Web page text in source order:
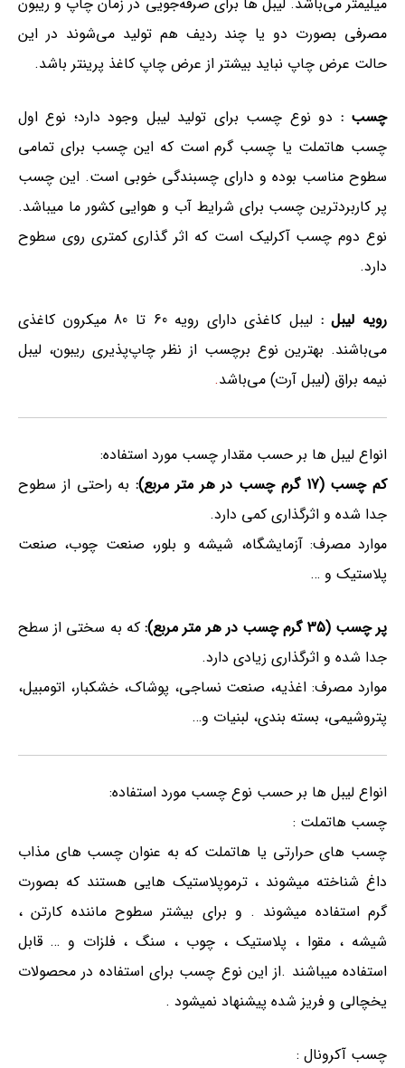
مصرفی بصورت دو یا چند ردیف هم تولید می‌شوند در این
حالت عرض چاپ نباید بیشتر از عرض چاپ کاغذ پرینتر باشد.
چسب : دو نوع چسب برای تولید لیبل وجود دارد؛ نوع اول
چسب هاتملت یا چسب گرم است که این چسب برای تمامی
سطوح مناسب بوده و دارای چسبندگی خوبی است. این چسب
پر کاربردترین چسب برای شرایط آب و هوایی کشور ما میباشد.
نوع دوم چسب آکرلیک است که اثر گذاری کمتری روی سطوح
دارد.
رویه لیبل :
لیبل کاغذی دارای رویه 60 تا 80 میکرون کاغذی
می‌باشند. بهترین نوع برچسب از نظر چاپ‌پذیری ریبون، لیبل
نیمه براق (لیبل آرت) می‌باشد.
انواع لیبل ها بر حسب مقدار چسب مورد استفاده:
کم چسب (17 گرم چسب در هر متر مربع):
به راحتی از سطوح
جدا شده و اثرگذاری کمی دارد.
موارد مصرف: آزمایشگاه، شیشه و بلور، صنعت چوب، صنعت
پلاستیک و …
پر چسب (35 گرم چسب در هر متر مربع):
که به سختی از سطح
جدا شده و اثرگذاری زیادی دارد.
موارد مصرف: اغذیه، صنعت نساجی، پوشاک، خشکبار، اتومبیل،
پتروشیمی، بسته بندی، لبنیات و…
انواع لیبل ها بر حسب نوع چسب مورد استفاده:
چسب هاتملت :
چسب های حرارتی یا هاتملت که به عنوان چسب های مذاب
داغ شناخته میشوند ، ترموپلاستیک هایی هستند که بصورت
گرم استفاده میشوند . و برای بیشتر سطوح ماننده کارتن ،
شیشه ، مقوا ، پلاستیک ، چوب ، سنگ ، فلزات و … قابل
استفاده میباشند .از این نوع چسب برای استفاده در محصولات
یخچالی و فریز شده پیشنهاد نمیشود .
چسب آکرونال :